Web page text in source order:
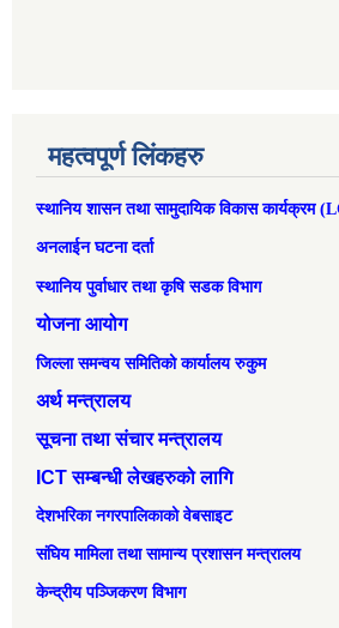
महत्वपूर्ण लिंकहरु
स्थानिय शासन तथा सामुदायिक विकास कार्यक्रम
अनलाईन घटना दर्ता
स्थानिय पुर्वाधार तथा कृषि सडक विभाग
योजना आयोग
जिल्ला समन्वय समितिको कार्यालय रुकुम
अर्थ मन्त्रालय
सूचना तथा संचार मन्त्रालय
ICT सम्बन्धी लेखहरुको लागि
देशभरिका नगरपालिकाको वेबसाइट
संघिय मामिला तथा सामान्‍य प्रशासन मन्त्रालय
केन्द्रीय पञ्जिकरण विभाग